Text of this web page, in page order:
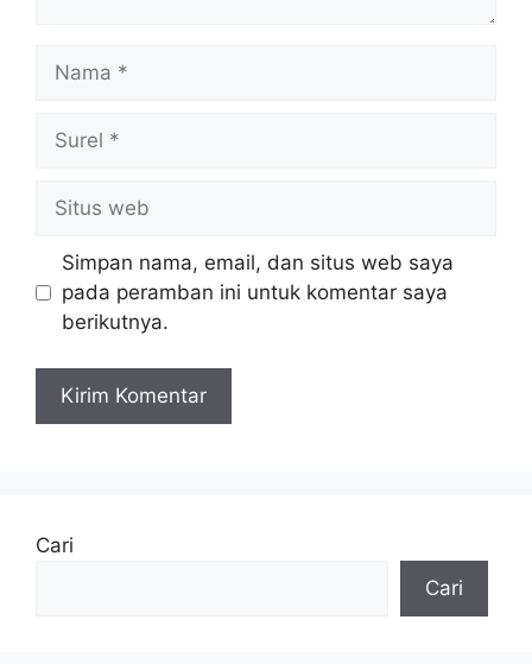
Nama
Surel
Situs
web
Simpan nama, email, dan situs web saya
pada peramban ini untuk komentar saya
berikutnya.
Cari
Cari